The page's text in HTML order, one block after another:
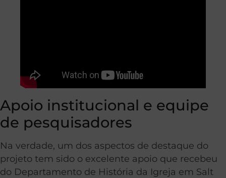
Apoio institucional e equipe
de pesquisadores
Na verdade, um dos aspectos de destaque do
projeto tem sido o excelente apoio que recebeu
do Departamento de História da Igreja em Salt